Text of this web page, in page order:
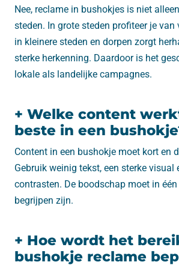
Nee, reclame in bushokjes is niet
steden. In grote steden profiteer je van
in kleinere steden en dorpen zorgt
sterke herkenning. Daardoor is het
lokale als landelijke campagnes.
+ Welke content
beste in een
Content in een bushokje moet kort en
Gebruik weinig tekst, een sterke visual
contrasten. De boodschap moet in
begrijpen zijn.
+ Hoe wordt het
bushokje reclame